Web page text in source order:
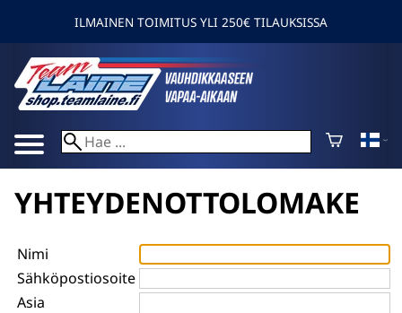
ILMAINEN TOIMITUS YLI 250€ TILAUKSISSA
YHTEYDENOTTOLOMAKE
Nimi
Sähköpostiosoite
Asia